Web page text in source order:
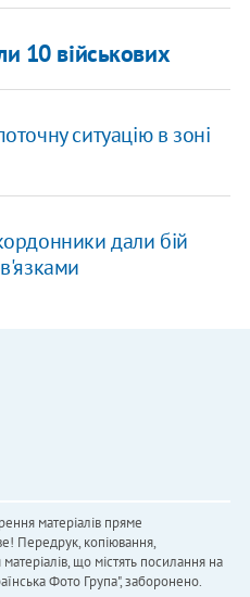
10 військових
ситуацію в зоні
дали бій
матеріалів пряме
Передрук, копіювання,
що містять посилання на
Фото Група", заборонено.